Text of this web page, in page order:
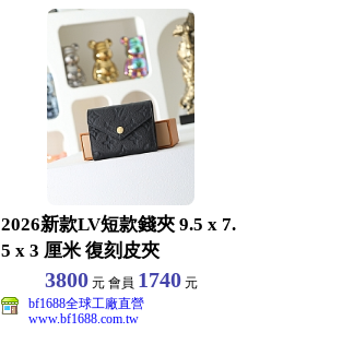
2026新款LV短款錢夾 9.5 x 7.
5 x 3 厘米 復刻皮夾
3800元 會員 1740元
bf1688全球工廠直營
www.bf1688.com.tw